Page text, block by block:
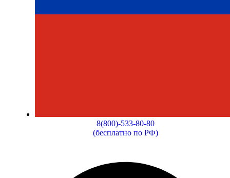
8(800)-533-80-80
(бесплатно по РФ)